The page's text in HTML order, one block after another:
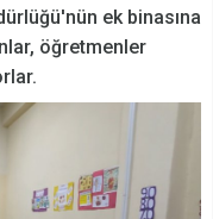
ek binasına
öğretmenler